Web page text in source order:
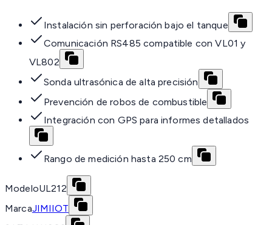
Instalación sin perforación bajo el tanque
Comunicación RS485 compatible con VL01 y
VL802
Sonda ultrasónica de alta precisión
Prevención de robos de combustible
Integración con GPS para informes detallados
Rango de medición hasta 250 cm
ModeloUL212
MarcaJIMIIOT